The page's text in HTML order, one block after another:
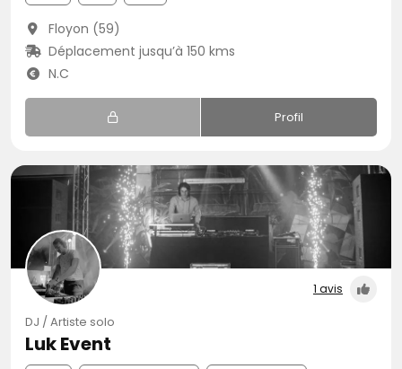
Floyon (59)
Déplacement jusqu’à 150 kms
N.C
Profil
1 avis
DJ / Artiste solo
Luk Event